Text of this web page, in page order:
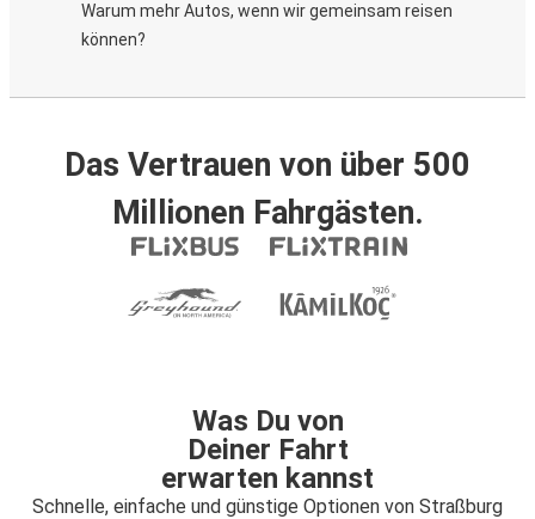
Warum mehr Autos, wenn wir gemeinsam reisen
können?
Das Vertrauen von über 500
Millionen Fahrgästen.
Was Du von
Deiner Fahrt
erwarten kannst
Schnelle, einfache und günstige Optionen von Straßburg